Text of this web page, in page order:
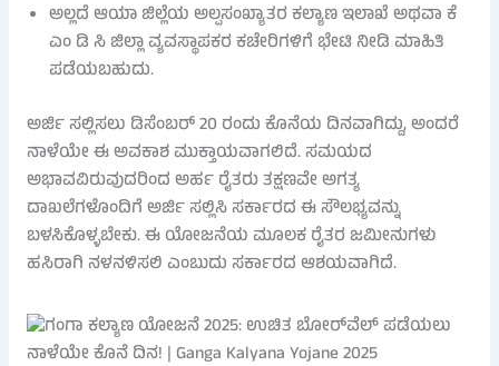
ಅಲ್ಲದೆ ಆಯಾ ಜಿಲ್ಲೆಯ ಅಲ್ಪಸಂಖ್ಯಾತರ ಕಲ್ಯಾಣ ಇಲಾಖೆ ಅಥವಾ ಕೆ
ಎಂ ಡಿ ಸಿ ಜಿಲ್ಲಾ ವ್ಯವಸ್ಥಾಪಕರ ಕಚೇರಿಗಳಿಗೆ ಭೇಟಿ ನೀಡಿ ಮಾಹಿತಿ
ಪಡೆಯಬಹುದು.
ಅರ್ಜಿ ಸಲ್ಲಿಸಲು ಡಿಸೆಂಬರ್ 20 ರಂದು ಕೊನೆಯ ದಿನವಾಗಿದ್ದು, ಅಂದರೆ
ನಾಳೆಯೇ ಈ ಅವಕಾಶ ಮುಕ್ತಾಯವಾಗಲಿದೆ. ಸಮಯದ
ಅಭಾವವಿರುವುದರಿಂದ ಅರ್ಹ ರೈತರು ತಕ್ಷಣವೇ ಅಗತ್ಯ
ದಾಖಲೆಗಳೊಂದಿಗೆ ಅರ್ಜಿ ಸಲ್ಲಿಸಿ ಸರ್ಕಾರದ ಈ ಸೌಲಭ್ಯವನ್ನು
ಬಳಸಿಕೊಳ್ಳಬೇಕು. ಈ ಯೋಜನೆಯ ಮೂಲಕ ರೈತರ ಜಮೀನುಗಳು
ಹಸಿರಾಗಿ ನಳನಳಿಸಲಿ ಎಂಬುದು ಸರ್ಕಾರದ ಆಶಯವಾಗಿದೆ.